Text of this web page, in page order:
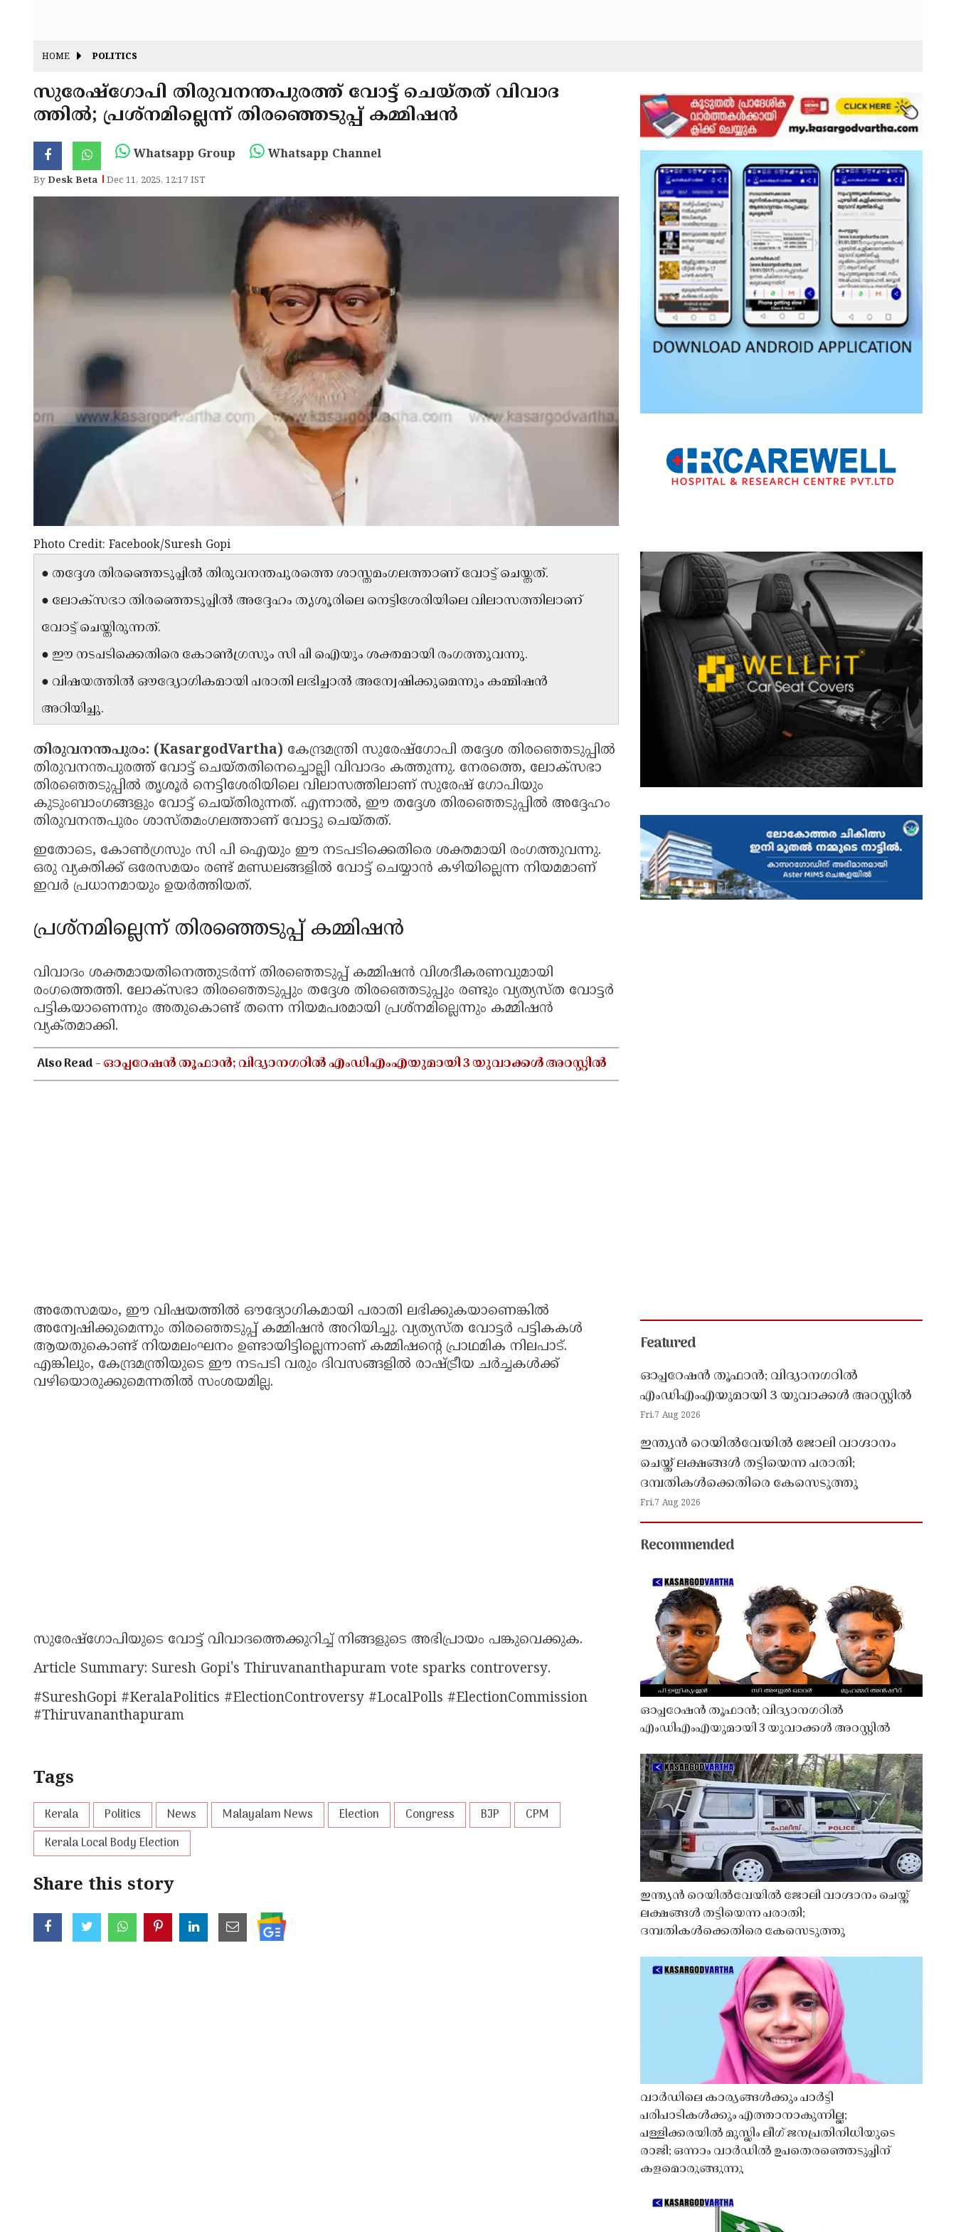
HOME POLITICS
സുരേഷ്ഗോപി തിരുവനന്തപുരത്ത് വോട്ട് ചെയ്തത് വിവാദ
ത്തിൽ; പ്രശ്നമില്ലെന്ന് തിരഞ്ഞെടുപ്പ് കമ്മിഷൻ
Whatsapp Group Whatsapp Channel
ByDesk Beta Dec 11, 2025, 12:17 IST
Photo Credit: Facebook/Suresh Gopi
● തദ്ദേശ തിരഞ്ഞെടുപ്പിൽ തിരുവനന്തപുരത്തെ ശാസ്തമംഗലത്താണ് വോട്ട് ചെയ്തത്.
● ലോക്സഭാ തിരഞ്ഞെടുപ്പിൽ അദ്ദേഹം തൃശൂരിലെ നെട്ടിശേരിയിലെ വിലാസത്തിലാണ്
വോട്ട് ചെയ്തിരുന്നത്.
● ഈ നടപടിക്കെതിരെ കോൺഗ്രസും സി പി ഐയും ശക്തമായി രംഗത്തുവന്നു.
● വിഷയത്തിൽ ഔദ്യോഗികമായി പരാതി ലഭിച്ചാൽ അന്വേഷിക്കുമെന്നും കമ്മിഷൻ
അറിയിച്ചു.
തിരുവനന്തപുരം: (KasargodVartha) കേന്ദ്രമന്ത്രി സുരേഷ്ഗോപി തദ്ദേശ തിരഞ്ഞെടുപ്പിൽ
തിരുവനന്തപുരത്ത് വോട്ട് ചെയ്തതിനെച്ചൊല്ലി വിവാദം കത്തുന്നു. നേരത്തെ, ലോക്സഭാ
തിരഞ്ഞെടുപ്പിൽ തൃശൂർ നെട്ടിശേരിയിലെ വിലാസത്തിലാണ് സുരേഷ് ഗോപിയും
കുടുംബാംഗങ്ങളും വോട്ട് ചെയ്തിരുന്നത്. എന്നാൽ, ഈ തദ്ദേശ തിരഞ്ഞെടുപ്പിൽ അദ്ദേഹം
തിരുവനന്തപുരം ശാസ്തമംഗലത്താണ് വോട്ടു ചെയ്‌തത്.
ഇതോടെ, കോൺഗ്രസും സി പി ഐയും ഈ നടപടിക്കെതിരെ ശക്തമായി രംഗത്തുവന്നു.
ഒരു വ്യക്തിക്ക് ഒരേസമയം രണ്ട് മണ്ഡലങ്ങളിൽ വോട്ട് ചെയ്യാൻ കഴിയില്ലെന്ന നിയമമാണ്
ഇവർ പ്രധാനമായും ഉയർത്തിയത്.
പ്രശ്നമില്ലെന്ന് തിരഞ്ഞെടുപ്പ് കമ്മിഷൻ
വിവാദം ശക്തമായതിനെത്തുടർന്ന് തിരഞ്ഞെടുപ്പ് കമ്മിഷൻ വിശദീകരണവുമായി
രംഗത്തെത്തി. ലോക്സഭാ തിരഞ്ഞെടുപ്പും തദ്ദേശ തിരഞ്ഞെടുപ്പും രണ്ടും വ്യത്യസ്‌ത വോട്ടർ
പട്ടികയാണെന്നും അതുകൊണ്ട് തന്നെ നിയമപരമായി പ്രശ്‌നമില്ലെന്നും കമ്മിഷൻ
വ്യക്‌തമാക്കി.
Also Read -ഓപ്പറേഷൻ തൂഫാൻ; വിദ്യാനഗറിൽ എംഡിഎംഎയുമായി 3 യുവാക്കൾ അറസ്റ്റിൽ
അതേസമയം, ഈ വിഷയത്തിൽ ഔദ്യോഗികമായി പരാതി ലഭിക്കുകയാണെങ്കിൽ
അന്വേഷിക്കുമെന്നും തിരഞ്ഞെടുപ്പ് കമ്മിഷൻ അറിയിച്ചു. വ്യത്യസ്ത വോട്ടർ പട്ടികകൾ
ആയതുകൊണ്ട് നിയമലംഘനം ഉണ്ടായിട്ടില്ലെന്നാണ് കമ്മിഷൻ്റെ പ്രാഥമിക നിലപാട്.
എങ്കിലും, കേന്ദ്രമന്ത്രിയുടെ ഈ നടപടി വരും ദിവസങ്ങളിൽ രാഷ്ട്രീയ ചർച്ചകൾക്ക്
വഴിയൊരുക്കുമെന്നതിൽ സംശയമില്ല.
സുരേഷ്ഗോപിയുടെ വോട്ട് വിവാദത്തെക്കുറിച്ച് നിങ്ങളുടെ അഭിപ്രായം പങ്കുവെക്കുക.
Article Summary: Suresh Gopi's Thiruvananthapuram vote sparks controversy.
#SureshGopi #KeralaPolitics #ElectionControversy #LocalPolls #ElectionCommission
#Thiruvananthapuram
Tags
Kerala Politics News Malayalam News Election Congress BJP
CPM
Kerala Local Body Election
Share this story
Featured
ഓപ്പറേഷൻ തൂഫാൻ; വിദ്യാനഗറിൽ
എംഡിഎംഎയുമായി 3 യുവാക്കൾ അറസ്റ്റിൽ
Fri,7 Aug 2026
ഇന്ത്യൻ റെയിൽവേയിൽ ജോലി വാഗ്ദാനം
ചെയ്ത് ലക്ഷങ്ങൾ തട്ടിയെന്ന പരാതി;
ദമ്പതികൾക്കെതിരെ കേസെടുത്തു
Fri,7 Aug 2026
Recommended
ഓപ്പറേഷൻ തൂഫാൻ; വിദ്യാനഗറിൽ
എംഡിഎംഎയുമായി 3 യുവാക്കൾ അറസ്റ്റിൽ
ഇന്ത്യൻ റെയിൽവേയിൽ ജോലി വാഗ്ദാനം ചെയ്ത്
ലക്ഷങ്ങൾ തട്ടിയെന്ന പരാതി;
ദമ്പതികൾക്കെതിരെ കേസെടുത്തു
വാർഡിലെ കാര്യങ്ങൾക്കും പാർട്ടി
പരിപാടികൾക്കും എത്താനാകുന്നില്ല;
പള്ളിക്കരയിൽ മുസ്ലിം ലീഗ് ജനപ്രതിനിധിയുടെ
രാജി; ഒന്നാം വാർഡിൽ ഉപതെരഞ്ഞെടുപ്പിന്
കളമൊരുങ്ങുന്നു